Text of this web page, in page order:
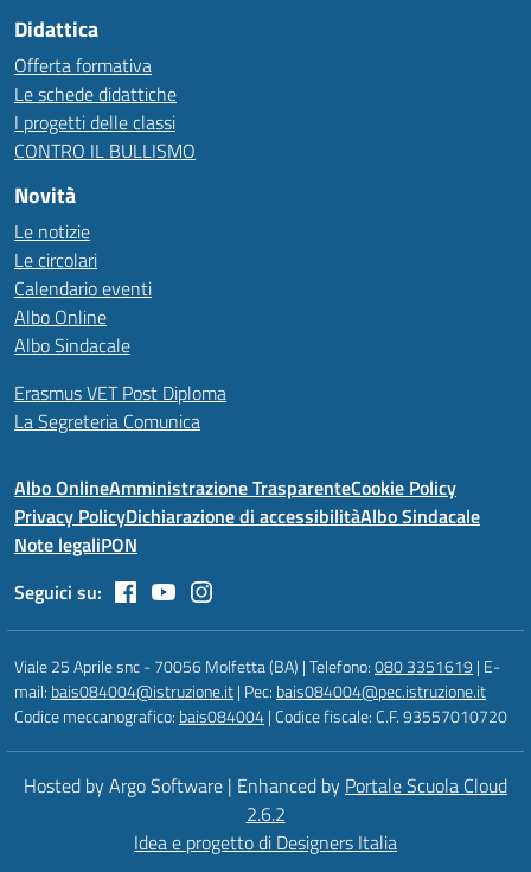
Didattica
Offerta formativa
Le schede didattiche
I progetti delle classi
CONTRO IL BULLISMO
Novità
Le notizie
Le circolari
Calendario eventi
Albo Online
Albo Sindacale
Erasmus VET Post Diploma
La Segreteria Comunica
Albo OnlineAmministrazione TrasparenteCookie Policy
Privacy PolicyDichiarazione di accessibilitàAlbo Sindacale
Note legaliPON
Seguici su:
Viale 25 Aprile snc - 70056 Molfetta (BA) | Telefono:080 3351619 | E-
mail: bais084004@istruzione.it| Pec: bais084004@pec.istruzione.it
Codice meccanografico: bais084004| Codice fiscale: C.F. 93557010720
Hosted by Argo Software | Enhanced by Portale Scuola Cloud
2.6.2
Idea e progetto di Designers Italia